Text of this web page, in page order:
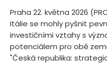
Praha 22. května 2026
Itálie se mohly pyšnit
investičními vztahy s
potenciálem pro obě
"Česká republika: